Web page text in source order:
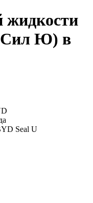
жидкости
Сил Ю) в
Seal U